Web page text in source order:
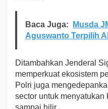
Baca Juga:
Musda
Aguswanto Terpilih
Ditambahkan Jenderal
memperkuat ekosistem
Polri juga
sector untuk menyatukan
sampai hilir.